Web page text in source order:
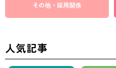
その他・採用関係
人気記事